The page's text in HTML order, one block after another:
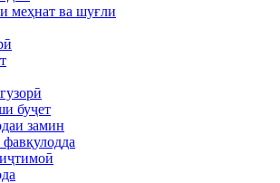
меҳнат ва шуғли
буҷет
замин